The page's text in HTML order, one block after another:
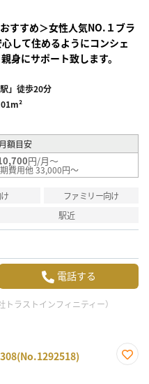
録
すすめ＞女性人気NO.１ブラ
して住めるようにコンシェ
身にサポート致します。
」徒歩20分
月額目安
円/月～
費用他 33,000円～
ファミリー向け
駅近
電話する
ラストインフィニティー）